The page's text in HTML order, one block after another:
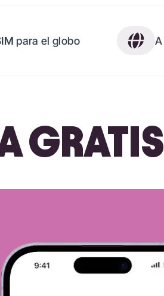
para el globo A
GRATIS